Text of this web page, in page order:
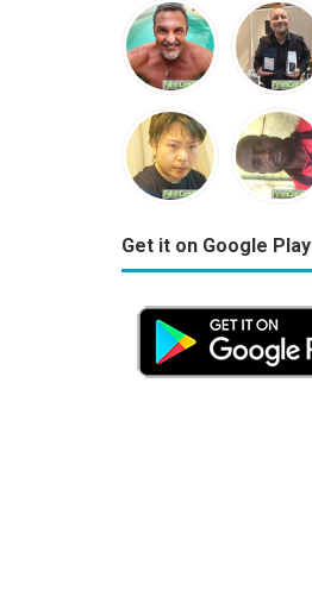
Get it on Google Play